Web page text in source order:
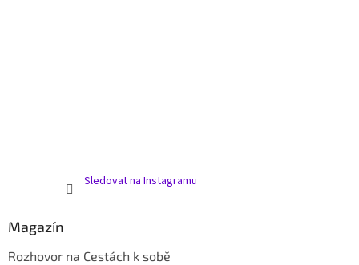
Sledovat na Instagramu
Magazín
Rozhovor na Cestách k sobě